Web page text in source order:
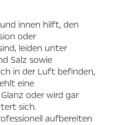
innen hilft, den
oder
leiden unter
Salz sowie
in der Luft befinden,
eine
oder wird gar
sich.
aufbereiten